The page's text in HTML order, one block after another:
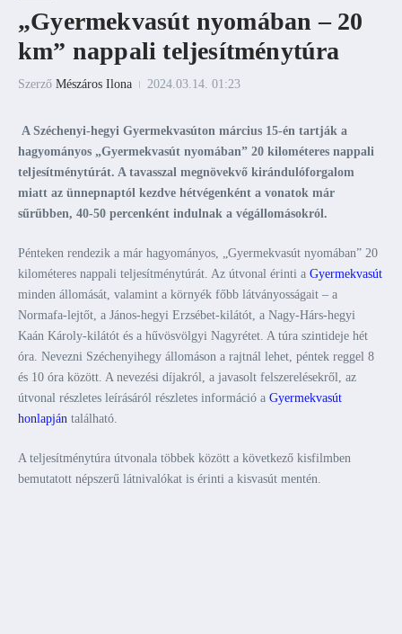
„Gyermekvasút nyomában – 20
km” nappali teljesítménytúra
Szerző Mészáros Ilona 2024.03.14. 01:23
A Széchenyi-hegyi Gyermekvasúton március 15-én tartják a
hagyományos „Gyermekvasút nyomában” 20 kilométeres nappali
teljesítménytúrát. A tavasszal megnövekvő kirándulóforgalom
miatt az ünnepnaptól kezdve hétvégenként a vonatok már
sűrűbben, 40-50 percenként indulnak a végállomásokról.
Pénteken rendezik a már hagyományos, „Gyermekvasút nyomában” 20
kilométeres nappali teljesítménytúrát. Az útvonal érinti a Gyermekvasút
minden állomását, valamint a környék főbb látványosságait – a
Normafa-lejtőt, a János-hegyi Erzsébet-kilátót, a Nagy-Hárs-hegyi
Kaán Károly-kilátót és a hűvösvölgyi Nagyrétet. A túra szintideje hét
óra. Nevezni Széchenyihegy állomáson a rajtnál lehet, péntek reggel 8
és 10 óra között. A nevezési díjakról, a javasolt felszerelésekről, az
útvonal részletes leírásáról részletes információ a Gyermekvasút
honlapján található.
A teljesítménytúra útvonala többek között a következő kisfilmben
bemutatott népszerű látnivalókat is érinti a kisvasút mentén.